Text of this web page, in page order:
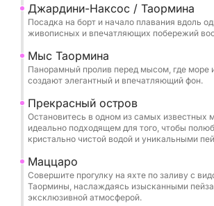
предлагает насыщенные цвета,
бухты и идеальные виды для
расслабления на море.
Экскурсия продолжается в
известной как Бухта Сирен,
изысканного уголка, где природа
элегантностью бухты. Чистая вода
расположение делают эту
живописной в дневное время.
Джардини-Наксос / Таормина
Посадка на борт и начало плавания вдоль
живописных и впечатляющих побережий
Мыс Таормина
Панорамный пролив перед мысом, где море
создают элегантный и впечатляющий фон.
Прекрасный остров
Остановитесь в одном из самых известных
идеально подходящем для того, чтобы
кристально чистой водой и уникальными
Маццаро
Совершите прогулку на яхте по заливу с
Таормины, наслаждаясь изысканными
эксклюзивной атмосферой.